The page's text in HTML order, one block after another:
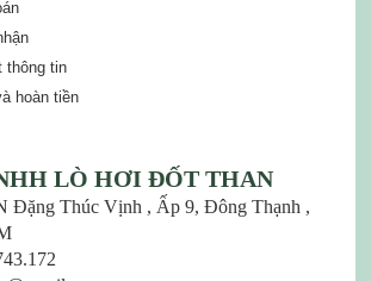
thông tin
hoàn tiền
LÒ HƠI ĐỐT THAN
Đặng Thúc Vịnh , Ấp 9, Đông Thạnh ,